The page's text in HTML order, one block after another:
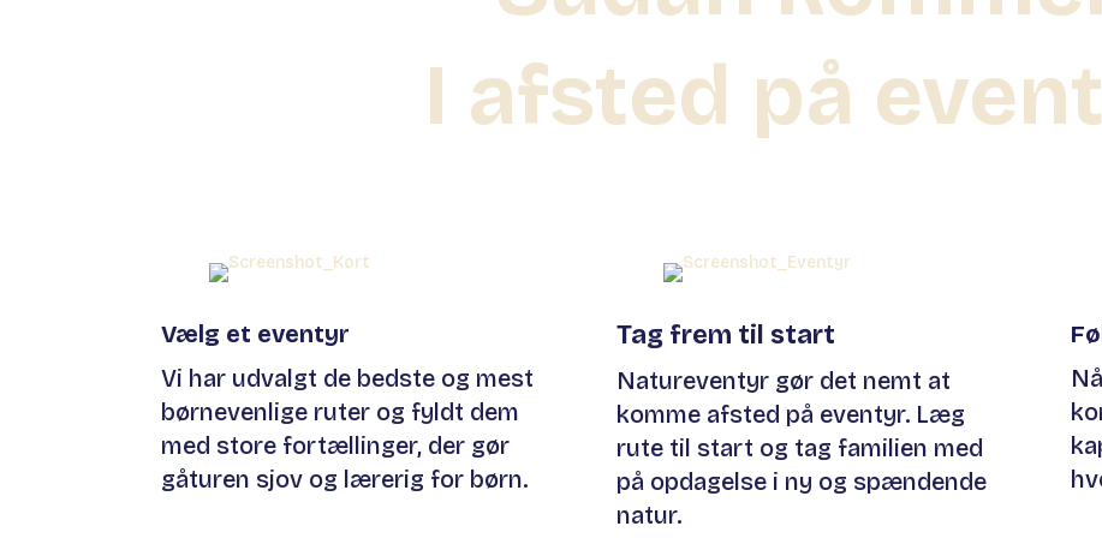
I afsted på
Vælg et eventyr
Vi har udvalgt de bedste og mest
børnevenlige ruter og fyldt dem
med store fortællinger, der gør
gåturen sjov og lærerig for børn.
Tag frem til start
Natureventyr gør det nemt at
komme afsted på eventyr. Læg
rute til start og tag familien med
på opdagelse i ny og spændende
natur.